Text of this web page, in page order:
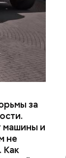
за
машины и
не
Как
сын